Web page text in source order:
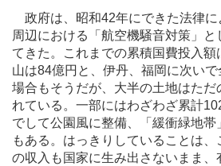
政府は、昭和42年にできた法律に
周辺における「航空機騒音対策」
てきた。これまでの累積国費投入
山は84億円と、伊丹、福岡に次い
場合もそうだが、大半の土地はただ
れている。一部にはわざわざ累計
でして公園風に整備、「緩衝緑地帯
もある。はっきりしていることは、
の収入も国家に生み出さないまま、